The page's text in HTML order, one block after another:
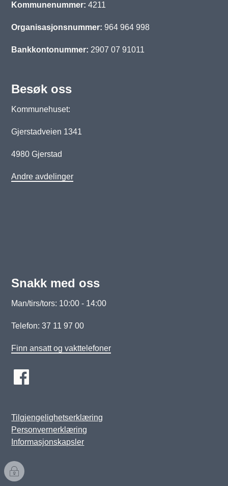
Kommunenummer: 4211
Organisasjonsnummer: 964 964 998
Bankkontonummer: 2907 07 91011
Besøk oss
Kommunehuset:
Gjerstadveien 1341
4980 Gjerstad
Andre avdelinger
Snakk med oss
Man/tirs/tors: 10:00 - 14:00
Telefon: 37 11 97 00
Finn ansatt og vakttelefoner
Tilgjengelighetserklæring
Personvernerklæring
Informasjonskapsler
I